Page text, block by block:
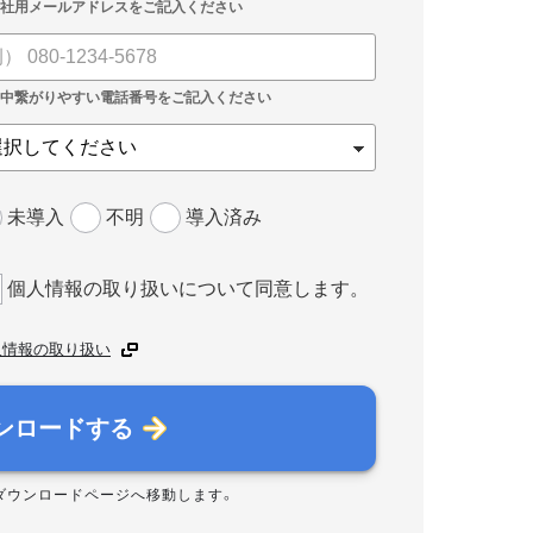
未導入 不明 導入済み
個人情報の取り扱いについて同意します。
報の取り扱い
ロードする
ウンロードページへ移動します。